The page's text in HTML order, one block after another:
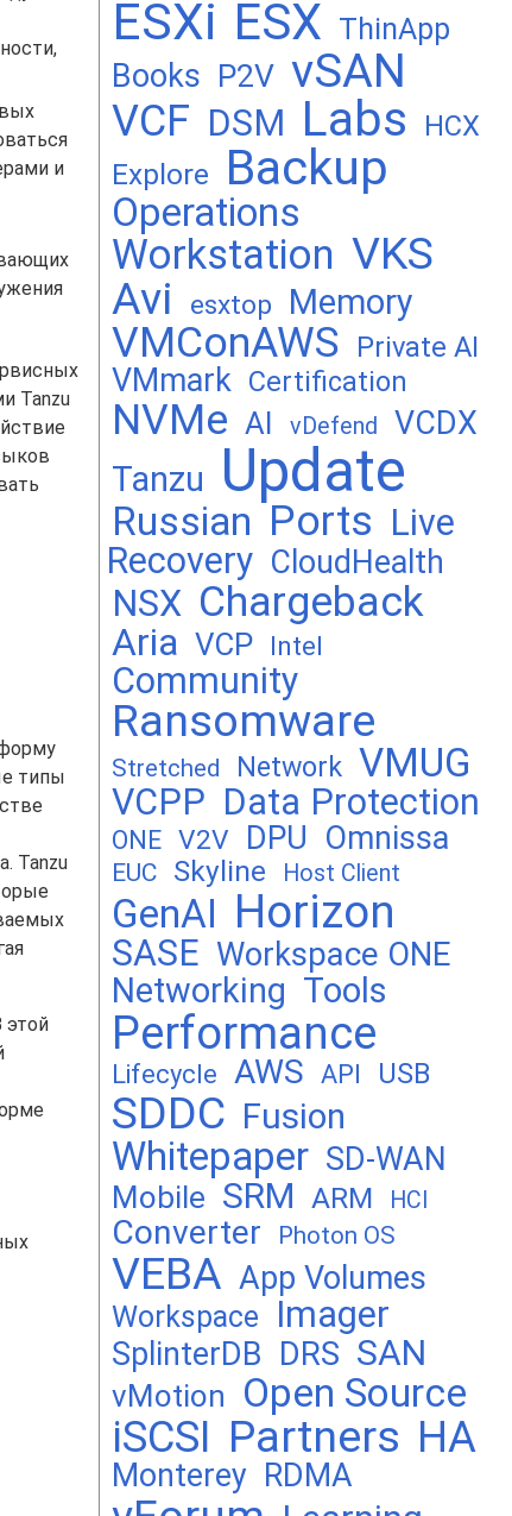
и
Tanzu
типы
Tanzu
этой
ESXi ESX ThinApp
Books P2V vSAN
VCF DSM Labs HCX
Explore Backup
Operations
Workstation VKS
Avi
esxtop Memory
VMConAWS Private AI
VMmark Certification
NVMe AI vDefend VCDX
Tanzu Update
Russian Ports Live
Recovery CloudHealth
NSX Chargeback
Aria VCP Intel
Community
Ransomware
Stretched Network VMUG
VCPP Data Protection
ONE V2V DPU Omnissa
EUC Skyline Host Client
GenAI Horizon
SASE Workspace ONE
Networking Tools
Performance
Lifecycle AWS API USB
SDDC Fusion
Whitepaper SD-WAN
Mobile SRM ARM HCI
Converter Photon OS
VEBA App Volumes
Workspace Imager
SplinterDB DRS SAN
vMotion Open Source
iSCSI Partners HA
Monterey RDMA